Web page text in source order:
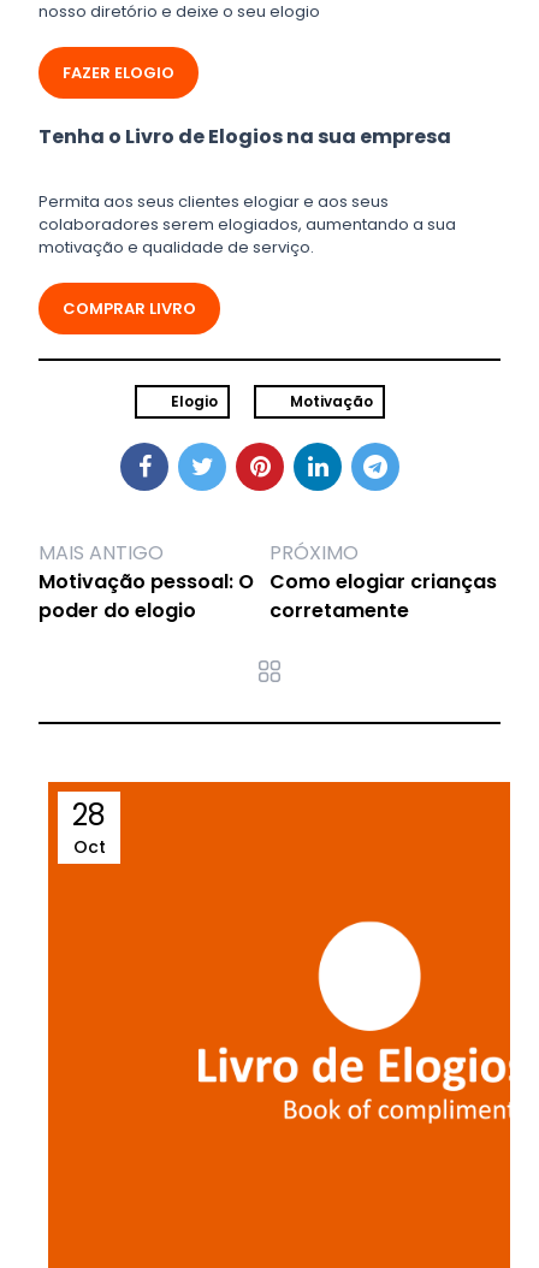
nosso diretório e deixe o seu elogio
FAZER ELOGIO
Tenha o Livro de Elogios na sua empresa
Permita aos seus clientes elogiar e aos seus
colaboradores serem elogiados, aumentando a sua
motivação e qualidade de serviço.
COMPRAR LIVRO
Elogio Motivação
MAIS ANTIGO
Motivação pessoal: O
poder do elogio
PRÓXIMO
Como elogiar crianças
corretamente
28
Oct